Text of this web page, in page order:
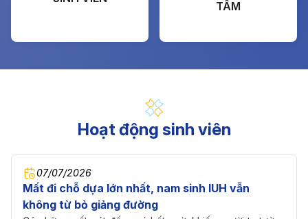
TÂM
Hoạt động sinh viên
07/07/2026
Mất đi chỗ dựa lớn nhất, nam sinh IUH vẫn
không từ bỏ giảng đường